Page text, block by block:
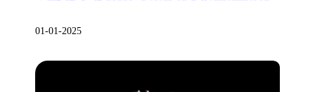
01-01-2025